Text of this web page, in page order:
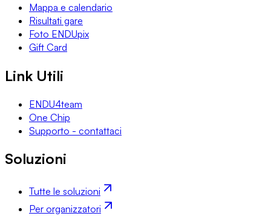
Mappa e calendario
Risultati gare
Foto ENDUpix
Gift Card
Link Utili
ENDU4team
One Chip
Supporto - contattaci
Soluzioni
Tutte le soluzioni
Per organizzatori